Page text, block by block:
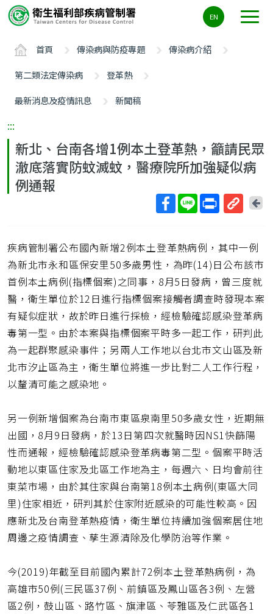
要
ALT+C
EN
首頁 傳染病與防疫專題
傳染病介紹
第二類法定傳染病
登革熱
最新消息及疫情訊息
新聞稿
:::
新北、台南各增1例本土登革熱，籲請民眾
澈底落實防蚊滅蚊，醫療院所加強疑似病
例通報
短
網
址
回
疾病管制署公布國內新增2例本土登革熱病例，其中一例
為新北市永和區保安里50多歲男性，為昨(14)日公布該市
首例本土病例(指標個案)之同事，8月5日發病，曾三度就
醫，衛生單位於12日進行指標個案接觸者調查時發現本案
有疑似症狀，故於昨日進行採檢，經檢驗確認感染登革病
毒第一型。由於本案與指標個案平時多一起工作，研判此
為一起群聚感染事件；另兩人工作地以台北市文山區及新
北市汐止區為主，衛生單位將進一步比對二人工作行程，
以釐清可能之感染地。
另一例新增個案為台南市東區泉南里50多歲女性，近期無
出國，8月9日發病，於13日第四次就醫時因NS1快篩陽
性而通報，經檢驗確認感染登革病毒第二型。個案平時活
動地以東區住家及北區工作地為主，每週六、日均會前往
東菜市場，由於其住家與台南第18例本土病例(東區大同
里)住家相近，研判其於住家附近感染的可能性較高。因
應新北及台南登革熱疫情，衛生單位持續加強個案居住地
周邊之疫情調查、孳生源清除及化學防治等作業。
今(2019)年截至目前國內累計72例本土登革熱病例，為
高雄市50例(三民區37例、前鎮區及鳳山區各3例、左營
區2例，鼓山區、路竹區、旗津區、苓雅區及仁武區各1